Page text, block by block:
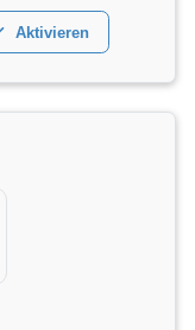
Aktivieren